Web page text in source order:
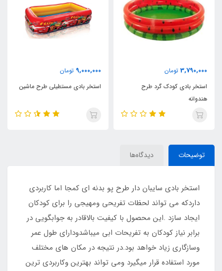
9,000,000
استخر بادی مستطیلی طرح ماشین
2,590,000
استخر بادی طرح اسب تک شاخ
توضیحات دیدگاه‌ها
استخر بادی سایبان دار طرح پو بدنه ای کمجا اما کاربردی
داردکه می تواند لحظات تفریحی ومهیجی را برای کودکان
ایجاد سازد .این محصول با کیفیت بالاقادر به جوابگویی در
برابر نیاز کودکان به تفریحات ابی میباشدودارای طول عمر
وسازگاری زیاد خواهد بود.در نتیجه در مکان های مختلف
مورد استفاده قرار میگیرد ومی تواند بهترین وکاربردی ترین